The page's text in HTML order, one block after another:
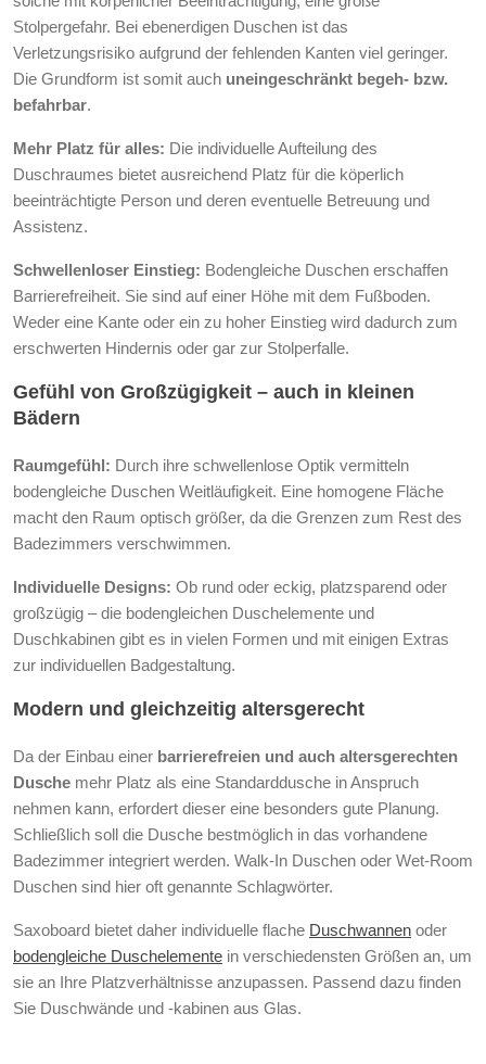
Stolpergefahr. Bei ebenerdigen Duschen ist das
Verletzungsrisiko aufgrund der fehlenden Kanten viel geringer.
Die Grundform ist somit auch uneingeschränkt begeh- bzw.
befahrbar.
Mehr Platz für alles: Die individuelle Aufteilung des
Duschraumes bietet ausreichend Platz für die köperlich
beeinträchtigte Person und deren eventuelle Betreuung und
Assistenz.
Schwellenloser Einstieg: Bodengleiche Duschen erschaffen
Barrierefreiheit. Sie sind auf einer Höhe mit dem Fußboden.
Weder eine Kante oder ein zu hoher Einstieg wird dadurch zum
erschwerten Hindernis oder gar zur Stolperfalle.
Gefühl von Großzügigkeit – auch in kleinen
Bädern
Raumgefühl: Durch ihre schwellenlose Optik vermitteln
bodengleiche Duschen Weitläufigkeit. Eine homogene Fläche
macht den Raum optisch größer, da die Grenzen zum Rest des
Badezimmers verschwimmen.
Individuelle Designs: Ob rund oder eckig, platzsparend oder
großzügig – die bodengleichen Duschelemente und
Duschkabinen gibt es in vielen Formen und mit einigen Extras
zur individuellen Badgestaltung.
Modern und gleichzeitig altersgerecht
Da der Einbau einer barrierefreien und auch altersgerechten
Dusche mehr Platz als eine Standarddusche in Anspruch
nehmen kann, erfordert dieser eine besonders gute Planung.
Schließlich soll die Dusche bestmöglich in das vorhandene
Badezimmer integriert werden. Walk-In Duschen oder Wet-Room
Duschen sind hier oft genannte Schlagwörter.
Saxoboard bietet daher individuelle flache Duschwannen oder
bodengleiche Duschelemente in verschiedensten Größen an, um
sie an Ihre Platzverhältnisse anzupassen. Passend dazu finden
Sie Duschwände und -kabinen aus Glas.